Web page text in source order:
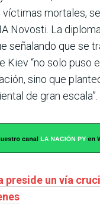
víctimas mortales,
Novosti. La
señalando que se
Kiev “no solo puso
sino que
de gran escala”.
preside un vía